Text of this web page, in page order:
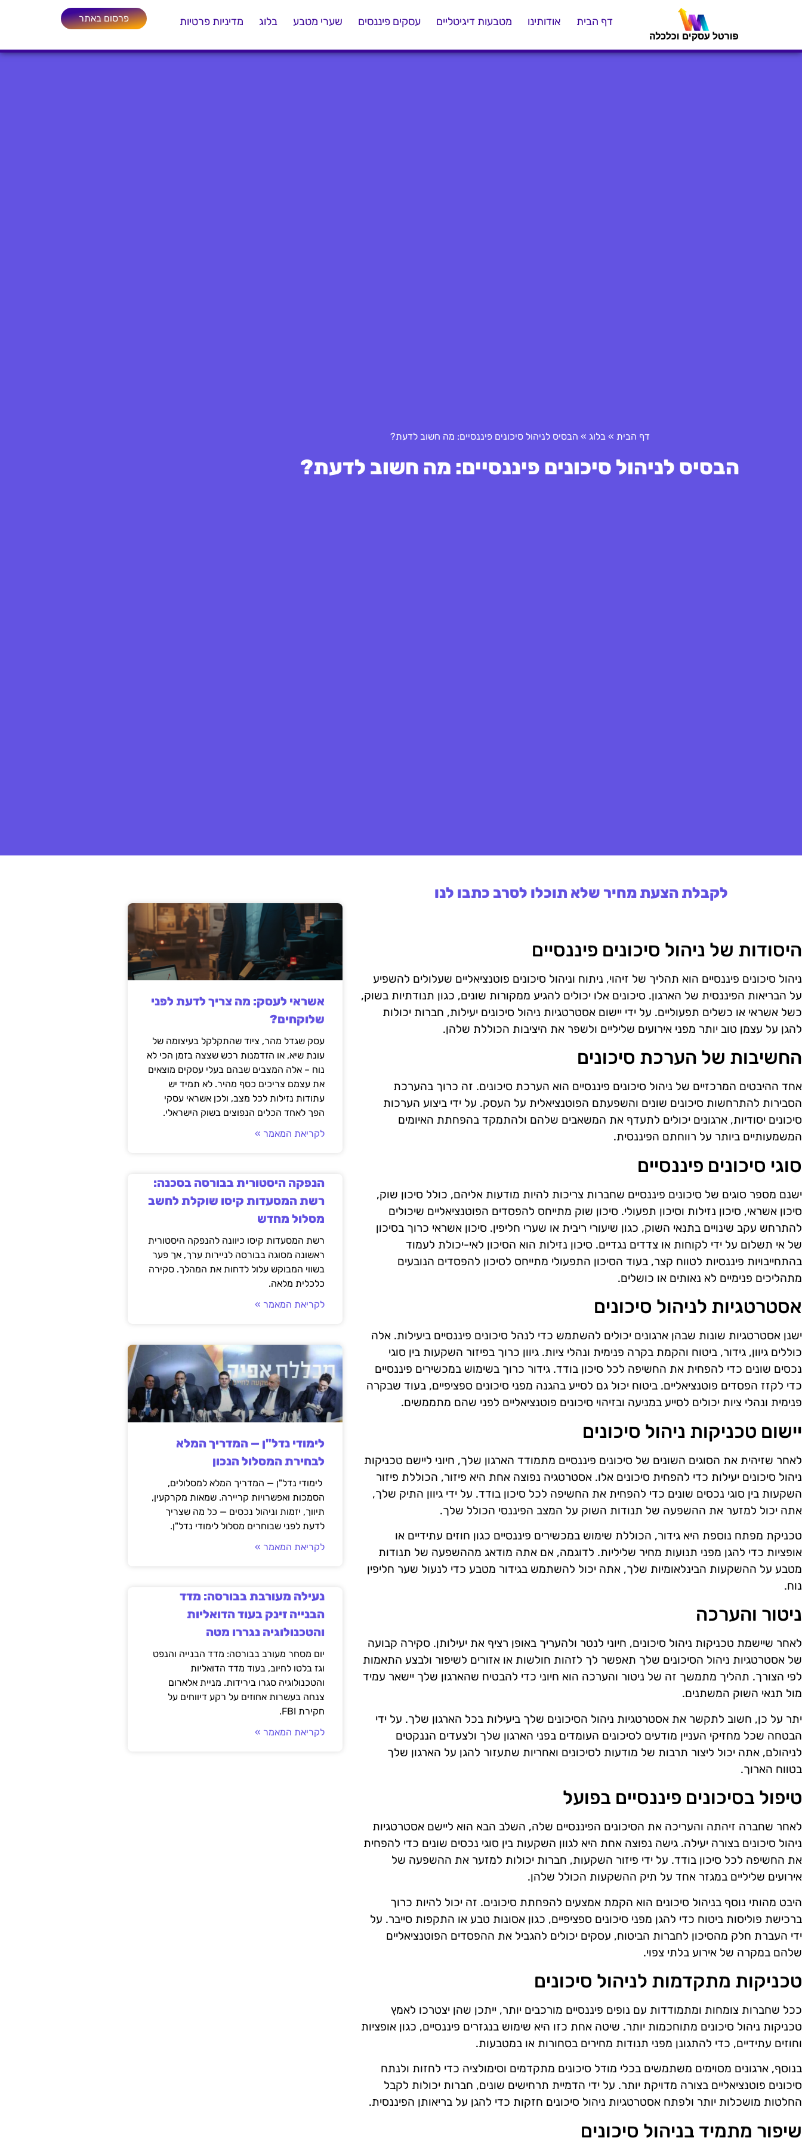
דף הבית אודותינו מטבעות דיגיטליים עסקים פיננסים שערי מטבע בלוג מדיניות פרטיות פרסום באתר
דף הבית » בלוג » הבסיס לניהול סיכונים פיננסיים: מה חשוב לדעת?
הבסיס לניהול סיכונים פיננסיים: מה חשוב לדעת?
לקבלת הצעת מחיר שלא תוכלו לסרב כתבו לנו
היסודות של ניהול סיכונים פיננסיים
ניהול סיכונים פיננסיים הוא תהליך של זיהוי, ניתוח וניהול סיכונים פוטנציאליים שעלולים להשפיע
על הבריאות הפיננסית של הארגון. סיכונים אלו יכולים להגיע ממקורות שונים, כגון תנודתיות בשוק,
כשל אשראי או כשלים תפעוליים. על ידי יישום אסטרטגיות ניהול סיכונים יעילות, חברות יכולות
להגן על עצמן טוב יותר מפני אירועים שליליים ולשפר את היציבות הכוללת שלהן.
החשיבות של הערכת סיכונים
אחד ההיבטים המרכזיים של ניהול סיכונים פיננסיים הוא הערכת סיכונים. זה כרוך בהערכת
הסבירות להתרחשות סיכונים שונים והשפעתם הפוטנציאלית על העסק. על ידי ביצוע הערכות
סיכונים יסודיות, ארגונים יכולים לתעדף את המשאבים שלהם ולהתמקד בהפחתת האיומים
המשמעותיים ביותר על רווחתם הפיננסית.
סוגי סיכונים פיננסיים
ישנם מספר סוגים של סיכונים פיננסיים שחברות צריכות להיות מודעות אליהם, כולל סיכון שוק,
סיכון אשראי, סיכון נזילות וסיכון תפעולי. סיכון שוק מתייחס להפסדים הפוטנציאליים שיכולים
להתרחש עקב שינויים בתנאי השוק, כגון שיעורי ריבית או שערי חליפין. סיכון אשראי כרוך בסיכון
של אי תשלום על ידי לקוחות או צדדים נגדיים. סיכון נזילות הוא הסיכון לאי-יכולת לעמוד
בהתחייבויות פיננסיות לטווח קצר, בעוד הסיכון התפעולי מתייחס לסיכון להפסדים הנובעים
מתהליכים פנימיים לא נאותים או כושלים.
אסטרטגיות לניהול סיכונים
ישנן אסטרטגיות שונות שבהן ארגונים יכולים להשתמש כדי לנהל סיכונים פיננסיים ביעילות. אלה
כוללים גיוון, גידור, ביטוח והקמת בקרה פנימית ונהלי ציות. גיוון כרוך בפיזור השקעות בין סוגי
נכסים שונים כדי להפחית את החשיפה לכל סיכון בודד. גידור כרוך בשימוש במכשירים פיננסיים
כדי לקזז הפסדים פוטנציאליים. ביטוח יכול גם לסייע בהגנה מפני סיכונים ספציפיים, בעוד שבקרה
פנימית ונהלי ציות יכולים לסייע במניעה ובזיהוי סיכונים פוטנציאליים לפני שהם מתממשים.
יישום טכניקות ניהול סיכונים
לאחר שזיהית את הסוגים השונים של סיכונים פיננסיים מתמודד הארגון שלך, חיוני ליישם טכניקות
ניהול סיכונים יעילות כדי להפחית סיכונים אלו. אסטרטגיה נפוצה אחת היא פיזור, הכוללת פיזור
השקעות בין סוגי נכסים שונים כדי להפחית את החשיפה לכל סיכון בודד. על ידי גיוון התיק שלך,
אתה יכול למזער את ההשפעה של תנודות השוק על המצב הפיננסי הכולל שלך.
טכניקת מפתח נוספת היא גידור, הכוללת שימוש במכשירים פיננסיים כגון חוזים עתידיים או
אופציות כדי להגן מפני תנועות מחיר שליליות. לדוגמה, אם אתה מודאג מההשפעה של תנודות
מטבע על ההשקעות הבינלאומיות שלך, אתה יכול להשתמש בגידור מטבע כדי לנעול שער חליפין
נוח.
ניטור והערכה
לאחר שיישמת טכניקות ניהול סיכונים, חיוני לנטר ולהעריך באופן רציף את יעילותן. סקירה קבועה
של אסטרטגיות ניהול הסיכונים שלך תאפשר לך לזהות חולשות או אזורים לשיפור ולבצע התאמות
לפי הצורך. תהליך מתמשך זה של ניטור והערכה הוא חיוני כדי להבטיח שהארגון שלך יישאר עמיד
מול תנאי השוק המשתנים.
יתר על כן, חשוב לתקשר את אסטרטגיות ניהול הסיכונים שלך ביעילות בכל הארגון שלך. על ידי
הבטחה שכל מחזיקי העניין מודעים לסיכונים העומדים בפני הארגון שלך ולצעדים הננקטים
לניהולם, אתה יכול ליצור תרבות של מודעות לסיכונים ואחריות שתעזור להגן על הארגון שלך
בטווח הארוך.
טיפול בסיכונים פיננסיים בפועל
לאחר שחברה זיהתה והעריכה את הסיכונים הפיננסיים שלה, השלב הבא הוא ליישם אסטרטגיות
ניהול סיכונים בצורה יעילה. גישה נפוצה אחת היא לגוון השקעות בין סוגי נכסים שונים כדי להפחית
את החשיפה לכל סיכון בודד. על ידי פיזור השקעות, חברות יכולות למזער את ההשפעה של
אירועים שליליים במגזר אחד על תיק ההשקעות הכולל שלהן.
היבט מהותי נוסף בניהול סיכונים הוא הקמת אמצעים להפחתת סיכונים. זה יכול להיות כרוך
ברכישת פוליסות ביטוח כדי להגן מפני סיכונים ספציפיים, כגון אסונות טבע או התקפות סייבר. על
ידי העברת חלק מהסיכון לחברות הביטוח, עסקים יכולים להגביל את ההפסדים הפוטנציאליים
שלהם במקרה של אירוע בלתי צפוי.
טכניקות מתקדמות לניהול סיכונים
ככל שחברות צומחות ומתמודדות עם נופים פיננסיים מורכבים יותר, ייתכן שהן יצטרכו לאמץ
טכניקות ניהול סיכונים מתוחכמות יותר. שיטה אחת כזו היא שימוש בנגזרים פיננסיים, כגון אופציות
וחוזים עתידיים, כדי להתגונן מפני תנודות מחירים בסחורות או במטבעות.
בנוסף, ארגונים מסוימים משתמשים בכלי מודל סיכונים מתקדמים וסימולציה כדי לחזות ולנתח
סיכונים פוטנציאליים בצורה מדויקת יותר. על ידי הדמיית תרחישים שונים, חברות יכולות לקבל
החלטות מושכלות יותר ולפתח אסטרטגיות ניהול סיכונים חזקות כדי להגן על בריאותן הפיננסית.
שיפור מתמיד בניהול סיכונים
אשראי לעסק: מה צריך לדעת לפני
שלוקחים?
עסק שגדל מהר, ציוד שהתקלקל בעיצומה של
עונת שיא, או הזדמנות רכש שצצה בזמן הכי לא
נוח – אלה המצבים שבהם בעלי עסקים מוצאים
את עצמם צריכים כסף מהיר. לא תמיד יש
עתודות נזילות לכל מצב, ולכן אשראי עסקי
הפך לאחד הכלים הנפוצים בשוק הישראלי.
לקריאת המאמר »
הנפקה היסטורית בבורסה בסכנה:
רשת המסעדות קיסו שוקלת לחשב
מסלול מחדש
רשת המסעדות קיסו כיוונה להנפקה היסטורית
ראשונה מסוגה בבורסה לניירות ערך, אך פער
בשווי המבוקש עלול לדחות את המהלך. סקירה
כלכלית מלאה.
לקריאת המאמר »
לימודי נדל"ן — המדריך המלא
לבחירת המסלול הנכון
לימודי נדל"ן — המדריך המלא למסלולים,
הסמכות ואפשרויות קריירה. שמאות מקרקעין,
תיווך, יזמות וניהול נכסים — כל מה שצריך
לדעת לפני שבוחרים מסלול לימודי נדל"ן.
לקריאת המאמר »
נעילה מעורבת בבורסה: מדד
הבנייה זינק בעוד הדואליות
והטכנולוגיה נגררו מטה
יום מסחר מעורב בבורסה: מדד הבנייה והנפט
וגז בלטו לחיוב, בעוד מדד הדואליות
והטכנולוגיה סגרו בירידות. מניית אלארום
צנחה בעשרות אחוזים על רקע דיווחים על
חקירת FBI.
לקריאת המאמר »